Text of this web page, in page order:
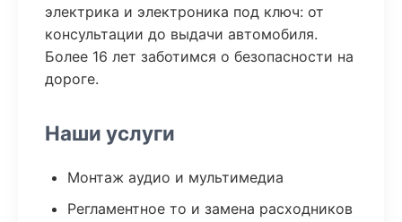
электрика и электроника под ключ: от
консультации до выдачи автомобиля.
Более 16 лет заботимся о безопасности на
дороге.
Наши услуги
Монтаж аудио и мультимедиа
Регламентное то и замена расходников